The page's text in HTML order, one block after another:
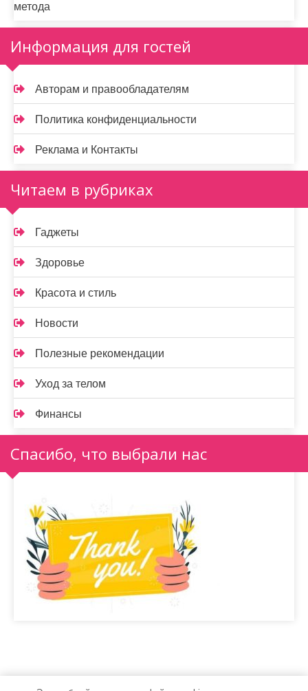
метода
Информация для гостей
Авторам и правообладателям
Политика конфиденциальности
Реклама и Контакты
Читаем в рубриках
Гаджеты
Здоровье
Красота и стиль
Новости
Полезные рекомендации
Уход за телом
Финансы
Спасибо, что выбрали нас